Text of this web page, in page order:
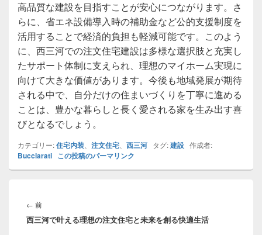
高品質な建設を目指すことが安心につながります。さ
らに、省エネ設備導入時の補助金など公的支援制度を
活用することで経済的負担も軽減可能です。このよう
に、西三河での注文住宅建設は多様な選択肢と充実し
たサポート体制に支えられ、理想のマイホーム実現に
向けて大きな価値があります。今後も地域発展が期待
される中で、自分だけの住まいづくりを丁寧に進める
ことは、豊かな暮らしと長く愛される家を生み出す喜
びとなるでしょう。
カテゴリー:住宅内装 注文住宅 西三河タグ:建設 作成者:
Bucciarati この投稿のパーマリンク
稿
ナ
← 前前
の
西三河で叶える理想の注文住宅と未来を創る快適生活